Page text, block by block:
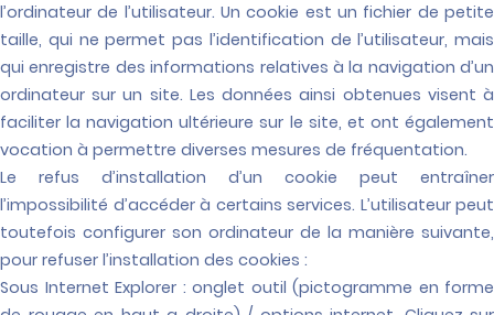
l’ordinateur de l’utilisateur. Un cookie est un fichier de petite
taille, qui ne permet pas l’identification de l’utilisateur, mais
qui enregistre des informations relatives à la navigation d’un
ordinateur sur un site. Les données ainsi obtenues visent à
faciliter la navigation ultérieure sur le site, et ont également
vocation à permettre diverses mesures de fréquentation.
Le refus d’installation d’un cookie peut entraîner
l’impossibilité d’accéder à certains services. L’utilisateur peut
toutefois configurer son ordinateur de la manière suivante,
pour refuser l’installation des cookies :
Sous Internet Explorer : onglet outil (pictogramme en forme